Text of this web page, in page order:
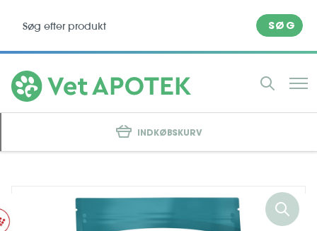
SØG
INDKØBSKURV